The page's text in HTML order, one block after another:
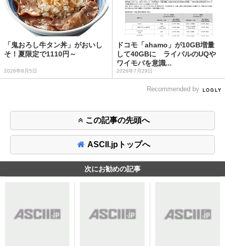
「鬼おろし牛タン丼」がおいし
そ！夏限定で1110円～
2026年8月5日
ドコモ「ahamo」が10GB増量
して40GBに ライバルのUQや
ワイモバを意識...
2026年7月29日
Recommended by
この記事の先頭へ
ASCII.jpトップへ
次にお勧めの記事